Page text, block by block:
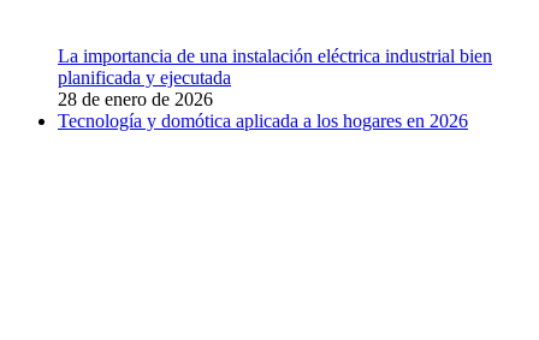
La importancia de una instalación eléctrica industrial bien
planificada y ejecutada
28 de enero de 2026
Tecnología y domótica aplicada a los hogares en 2026